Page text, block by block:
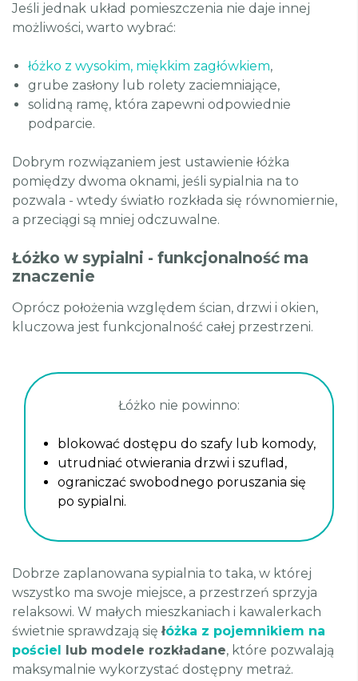
Jeśli jednak układ pomieszczenia nie daje innej
możliwości, warto wybrać:
łóżko z wysokim, miękkim zagłówkiem,
grube zasłony lub rolety zaciemniające,
solidną ramę, która zapewni odpowiednie
podparcie.
Dobrym rozwiązaniem jest ustawienie łóżka
pomiędzy dwoma oknami, jeśli sypialnia na to
pozwala - wtedy światło rozkłada się równomiernie,
a przeciągi są mniej odczuwalne.
Łóżko w sypialni - funkcjonalność ma
znaczenie
Oprócz położenia względem ścian, drzwi i okien,
kluczowa jest funkcjonalność całej przestrzeni.
Łóżko nie powinno:
blokować dostępu do szafy lub komody,
utrudniać otwierania drzwi i szuflad,
ograniczać swobodnego poruszania się
po sypialni.
Dobrze zaplanowana sypialnia to taka, w której
wszystko ma swoje miejsce, a przestrzeń sprzyja
relaksowi. W małych mieszkaniach i kawalerkach
świetnie sprawdzają sięłóżka z pojemnikiem na
pościel
lub modele rozkładane, które pozwalają
maksymalnie wykorzystać dostępny metraż.